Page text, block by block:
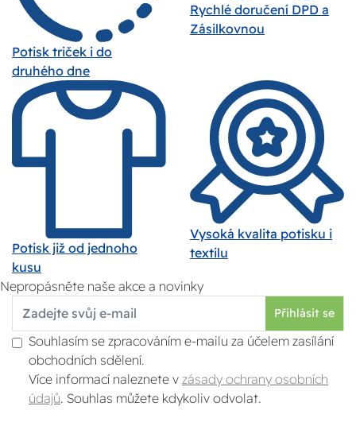
Potisk triček i do
druhého dne
Rychlé doručení DPD a
Zásilkovnou
Potisk již od jednoho
kusu
Vysoká kvalita potisku i
textilu
Nepropásněte naše akce a novinky
Přihlásit se
Souhlasím se zpracováním e-mailu za účelem zasílání
obchodních sdělení.
Více informací naleznete v zásady ochrany osobních
údajů . Souhlas můžete kdykoliv odvolat.